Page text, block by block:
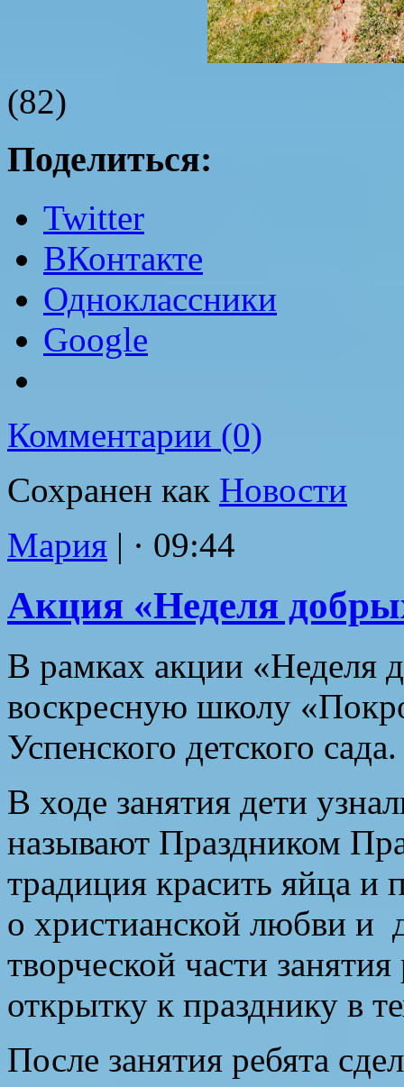
(82)
Поделиться:
Twitter
ВКонтакте
Одноклассники
Google
Комментарии (0)
Сохранен как Новости
Мария | · 09:44
Акция «Неделя
В рамках акции «Неделя
воскресную школу
Успенского детского сада.
В ходе занятия дети
называют Праздником
традиция красить яйца и
о христианской любви и
творческой части
открытку к празднику в
После занятия ребята